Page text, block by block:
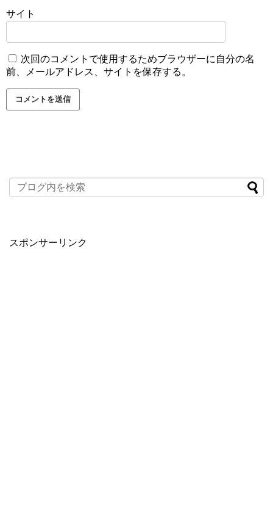
サイト
次回のコメントで使用するためブラウザーに自分の名
前、メールアドレス、サイトを保存する。
スポンサーリンク